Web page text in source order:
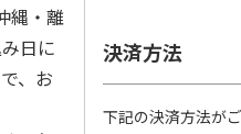
縄・離
日に
、お
決済方法
下記の決済方法が